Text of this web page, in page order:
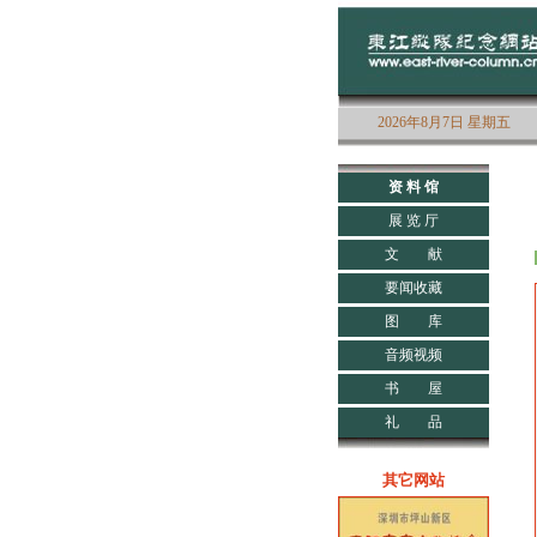
2026年8月7日 星期五
资 料 馆
展 览 厅
文 献
要闻收藏
图 库
音频视频
书 屋
礼 品
其它网站